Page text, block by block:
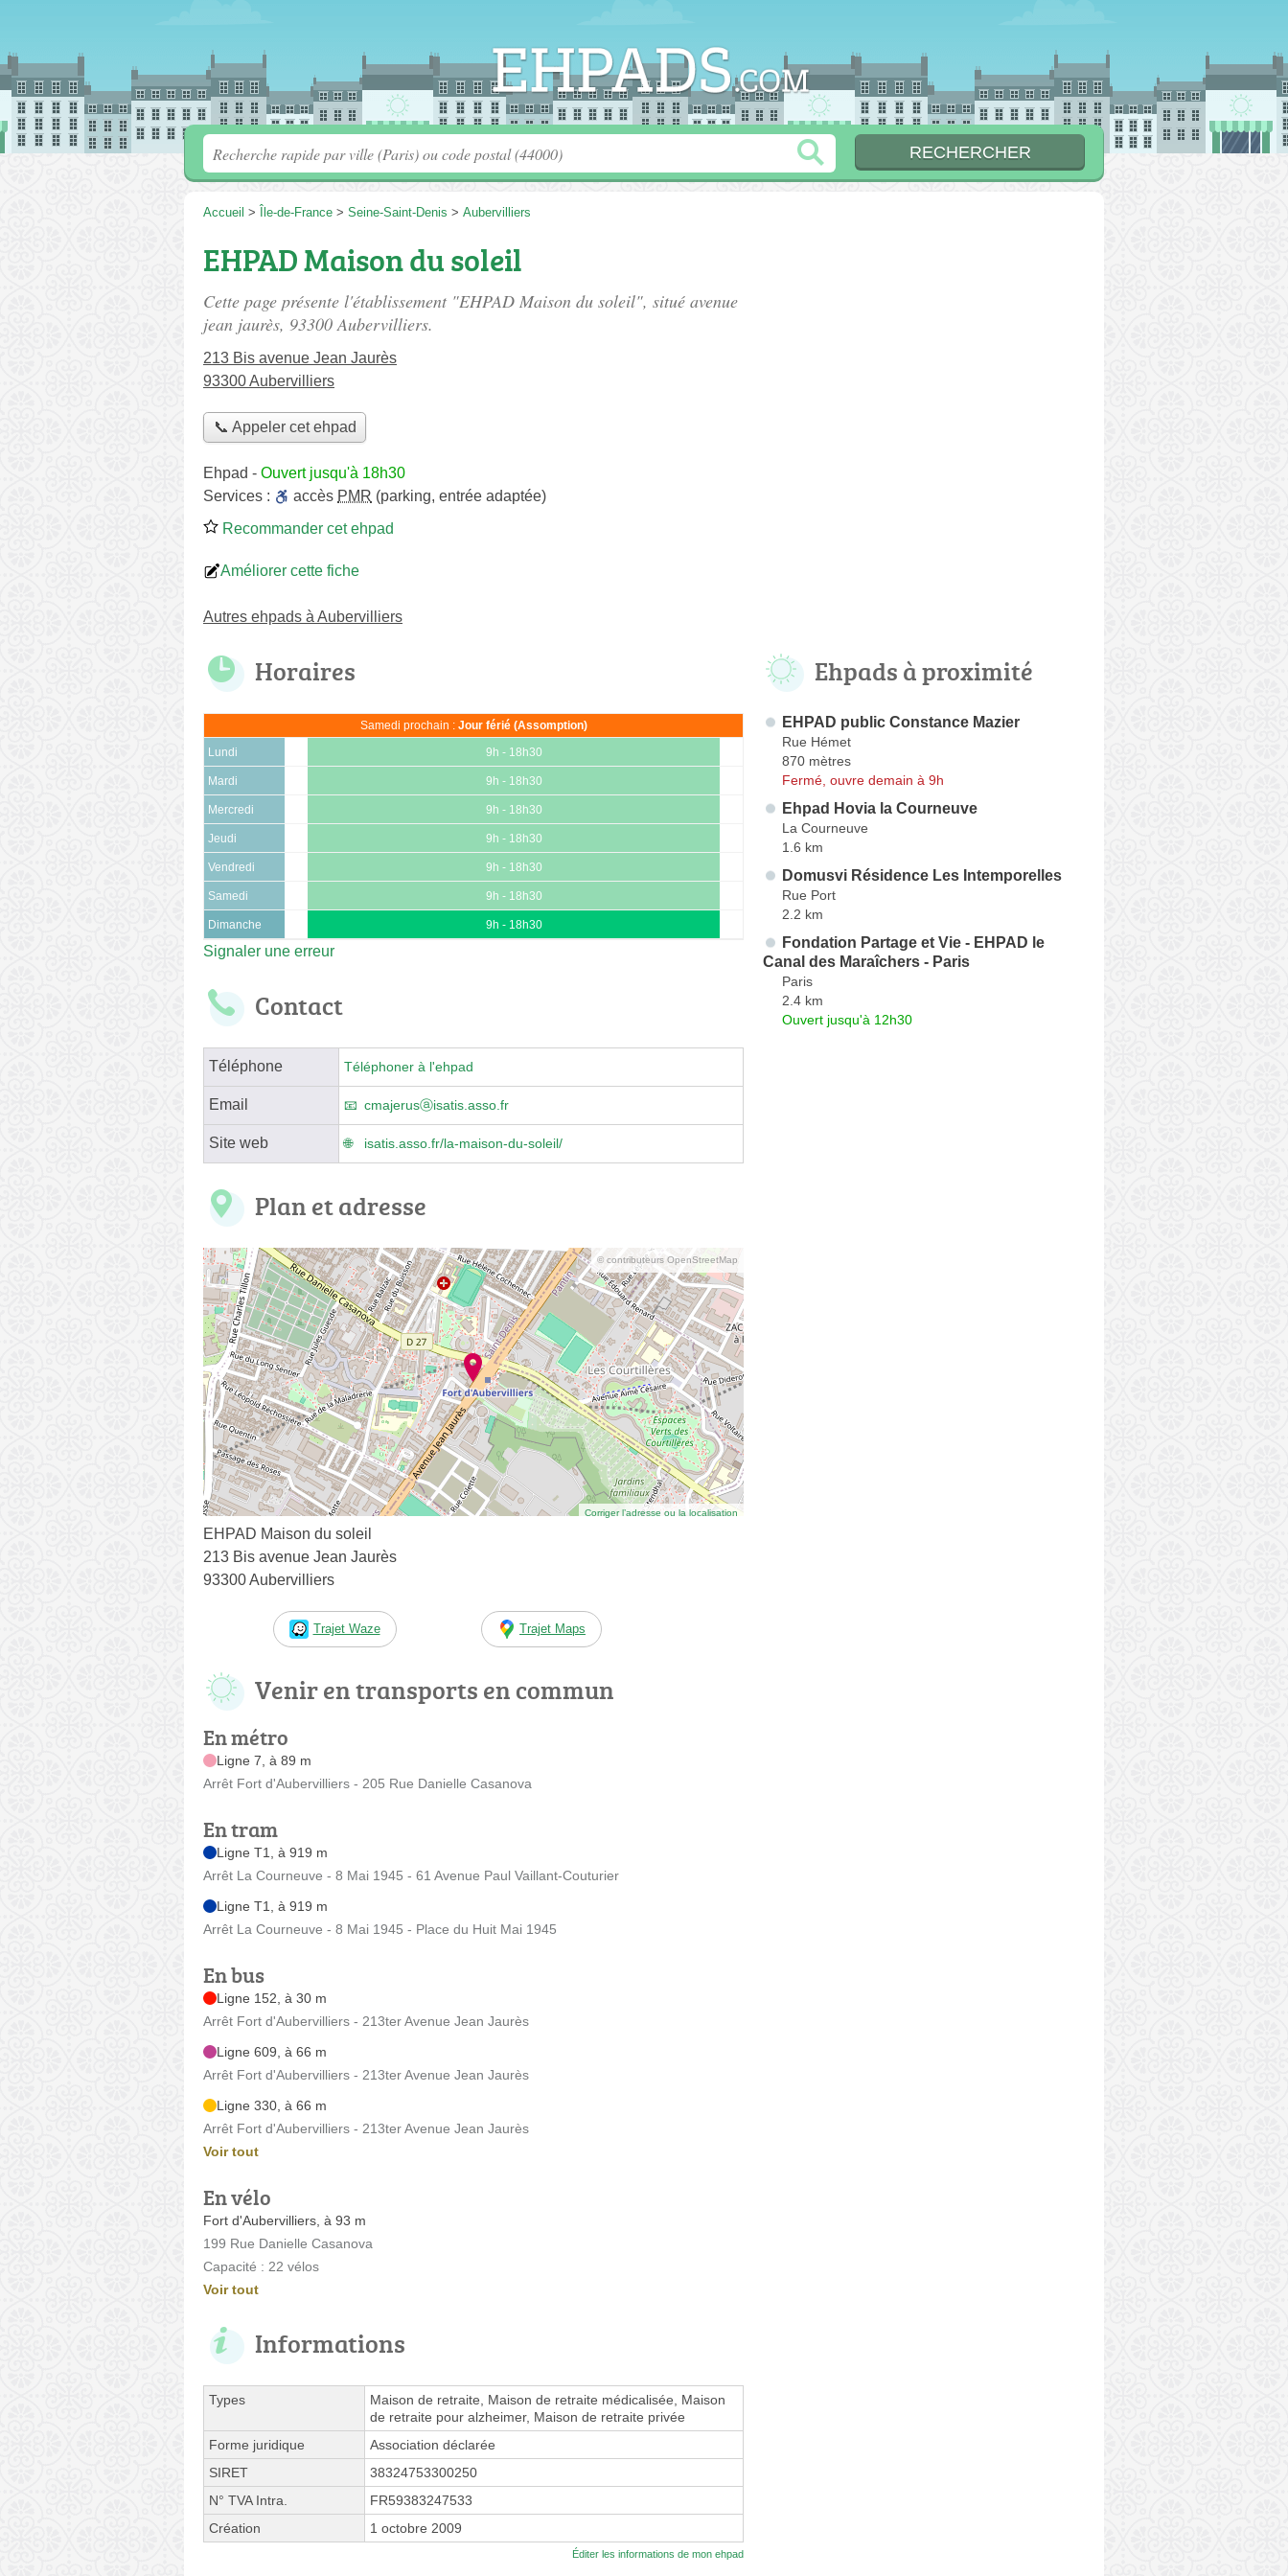
Accueil > Île-de-France > Seine-Saint-Denis > Aubervilliers
EHPAD Maison du soleil
Cette page présente l'établissement "EHPAD Maison du soleil", situé avenue
jean jaurès, 93300 Aubervilliers.
213 Bis avenue Jean Jaurès
93300 Aubervilliers
📞 Appeler cet ehpad
Ehpad - Ouvert jusqu'à 18h30
Services :
accès PMR (parking, entrée adaptée)
Recommander cet ehpad
Améliorer cette fiche
Autres ehpads à Aubervilliers
Horaires
Samedi prochain : Jour férié (Assomption)
Lundi 9h - 18h30
Mardi 9h - 18h30
Mercredi 9h - 18h30
Jeudi 9h - 18h30
Vendredi 9h - 18h30
Samedi 9h - 18h30
Dimanche 9h - 18h30
Signaler une erreur
Contact
Téléphone Téléphoner à l'ehpad
Email cmajerusⓐisatis.asso.fr
Site web isatis.asso.fr/la-maison-du-soleil/
Plan et adresse
© contributeurs OpenStreetMap
Corriger l’adresse ou la localisation
EHPAD Maison du soleil
213 Bis avenue Jean Jaurès
93300 Aubervilliers
Trajet Waze Trajet Maps
Venir en transports en commun
En métro
Ligne 7, à 89 m
Arrêt Fort d'Aubervilliers - 205 Rue Danielle Casanova
En tram
Ligne T1, à 919 m
Arrêt La Courneuve - 8 Mai 1945 - 61 Avenue Paul Vaillant-Couturier
Ligne T1, à 919 m
Arrêt La Courneuve - 8 Mai 1945 - Place du Huit Mai 1945
En bus
Ligne 152, à 30 m
Arrêt Fort d'Aubervilliers - 213ter Avenue Jean Jaurès
Ligne 609, à 66 m
Arrêt Fort d'Aubervilliers - 213ter Avenue Jean Jaurès
Ligne 330, à 66 m
Arrêt Fort d'Aubervilliers - 213ter Avenue Jean Jaurès
Voir tout
En vélo
Fort d'Aubervilliers, à 93 m
199 Rue Danielle Casanova
Capacité : 22 vélos
Voir tout
Informations
Types
Maison de retraite, Maison de retraite médicalisée, Maison
de retraite pour alzheimer, Maison de retraite privée
Forme juridique
Association déclarée
SIRET
38324753300250
N° TVA Intra.
FR59383247533
Création
1 octobre 2009
Éditer les informations de mon ehpad
Ehpads à proximité
EHPAD public Constance Mazier
Rue Hémet
870 mètres
Fermé, ouvre demain à 9h
Ehpad Hovia la Courneuve
La Courneuve
1.6 km
Domusvi Résidence Les Intemporelles
Rue Port
2.2 km
Fondation Partage et Vie - EHPAD le
Canal des Maraîchers - Paris
Paris
2.4 km
Ouvert jusqu'à 12h30